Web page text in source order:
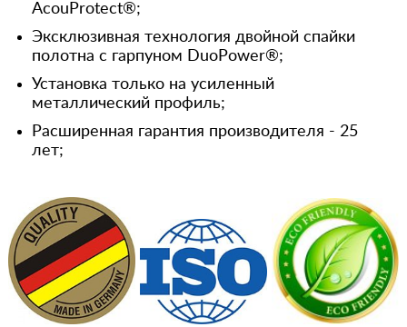
AcouProtect®;
Эксклюзивная технология двойной спайки
полотна с гарпуном DuoPower®;
Установка только на усиленный
металлический профиль;
Расширенная гарантия производителя - 25
лет;